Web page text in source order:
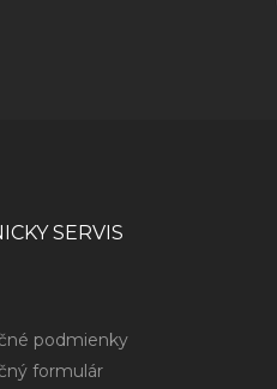
SERVIS
podmienky
formulár